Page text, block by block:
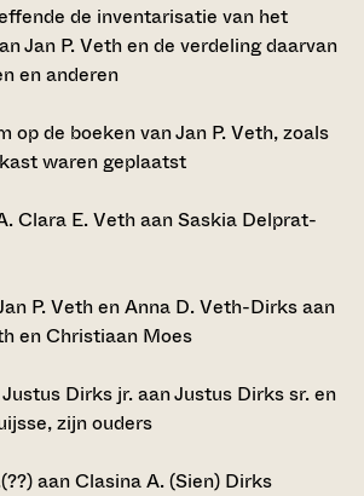
de inventarisatie van het
Jan P. Veth en de verdeling daarvan
en anderen
op de boeken van Jan P. Veth, zoals
waren geplaatst
Clara E. Veth aan Saskia Delprat-
P. Veth en Anna D. Veth-Dirks aan
en Christiaan Moes
Dirks jr. aan Justus Dirks sr. en
zijn ouders
aan Clasina A. (Sien) Dirks